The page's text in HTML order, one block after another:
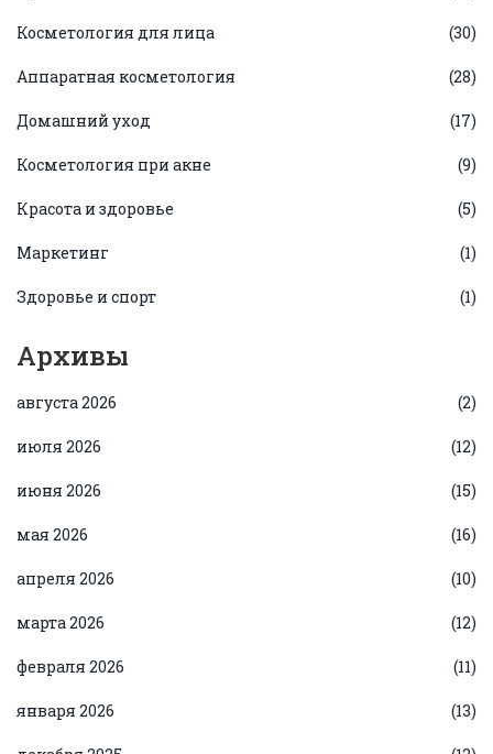
Косметология для лица (30)
Аппаратная косметология (28)
Домашний уход (17)
Косметология при акне (9)
Красота и здоровье (5)
Маркетинг (1)
Здоровье и спорт (1)
Архивы
августа 2026 (2)
июля 2026 (12)
июня 2026 (15)
мая 2026 (16)
апреля 2026 (10)
марта 2026 (12)
февраля 2026 (11)
января 2026 (13)